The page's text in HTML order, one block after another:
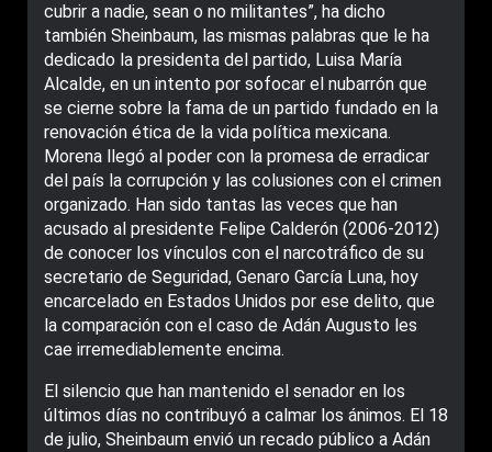
cubrir a nadie, sean o no militantes”, ha dicho
también Sheinbaum, las mismas palabras que le ha
dedicado la presidenta del partido, Luisa María
Alcalde, en un intento por sofocar el nubarrón que
se cierne sobre la fama de un partido fundado en la
renovación ética de la vida política mexicana.
Morena llegó al poder con la promesa de erradicar
del país la corrupción y las colusiones con el crimen
organizado. Han sido tantas las veces que han
acusado al presidente Felipe Calderón (2006-2012)
de conocer los vínculos con el narcotráfico de su
secretario de Seguridad, Genaro García Luna, hoy
encarcelado en Estados Unidos por ese delito, que
la comparación con el caso de Adán Augusto les
cae irremediablemente encima.
El silencio que han mantenido el senador en los
últimos días no contribuyó a calmar los ánimos. El 18
de julio, Sheinbaum envió un recado público a Adán